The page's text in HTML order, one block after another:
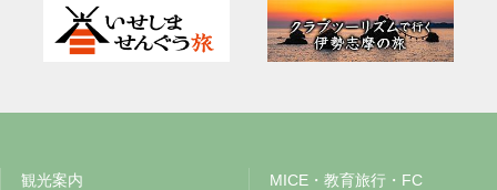
観光案内 MICE・教育旅行・FC